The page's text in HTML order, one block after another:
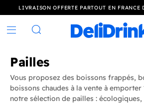
LIVRAISON OFFERTE PARTOUT EN FRANCE
Rechercher
Pailles
Vous proposez des boissons frappés,
boissons chaudes à la vente à
notre sélection de pailles : écologiques,